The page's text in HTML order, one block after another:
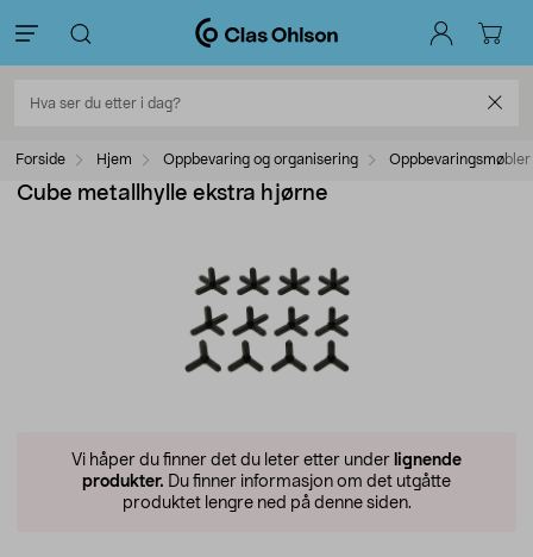
Forside Hjem Oppbevaring og organisering Oppbevaringsmøbler
Cube metallhylle ekstra hjørne
Vi håper du finner det du leter etter under lignende
produkter. Du finner informasjon om det utgåtte
produktet lengre ned på denne siden.